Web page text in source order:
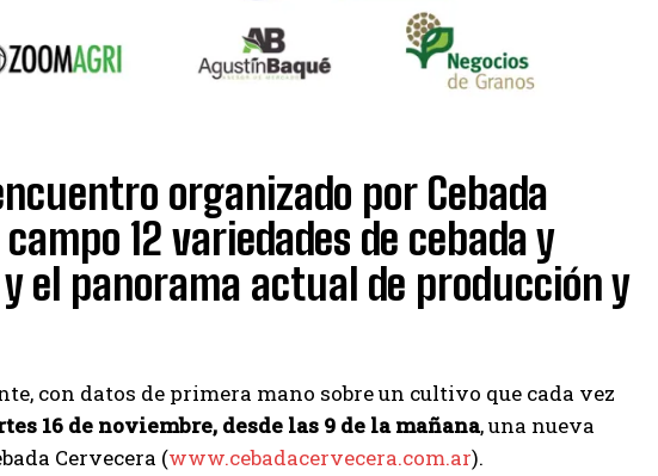
organizado por Cebada
12 variedades de cebada y
el panorama actual de producción y
con datos de primera mano sobre un cultivo que cada vez
16 de noviembre, desde las 9 de la mañana, una nueva
Cervecera (www.cebadacervecera.com.ar).